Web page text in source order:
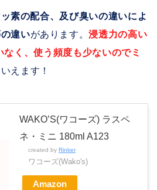
素の配合、及び臭いの違いによ
違いがあります。浸透力の高い
く、使う頻度も少ないのでミ
えます！
WAKO’S(ワコーズ) ラスペ
ネ・ミニ 180ml A123
created by Rinker
ワコーズ(Wako's)
Amazon